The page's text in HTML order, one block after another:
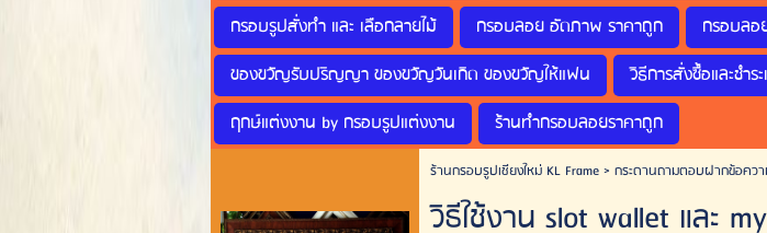
กรอบรูปสั่งทำ และ เลือกลายไม้
กรอบลอย อัดภาพ ราคาถูก กรอบลอ
ของขวัญรับปริญญา ของขวัญวันเกิด ของขวัญให้แฟน
วิธีการสั่งซื้อและชำร
ฤกษ์แต่งงาน by กรอบรูปแต่งงาน
ร้านทำกรอบลอยราคาถูก
ร้านกรอบรูปเชียงใหม่ KL Frame> กระดานถามตอบฝากข้อคว
วิธีใช้งาน slot wallet และ